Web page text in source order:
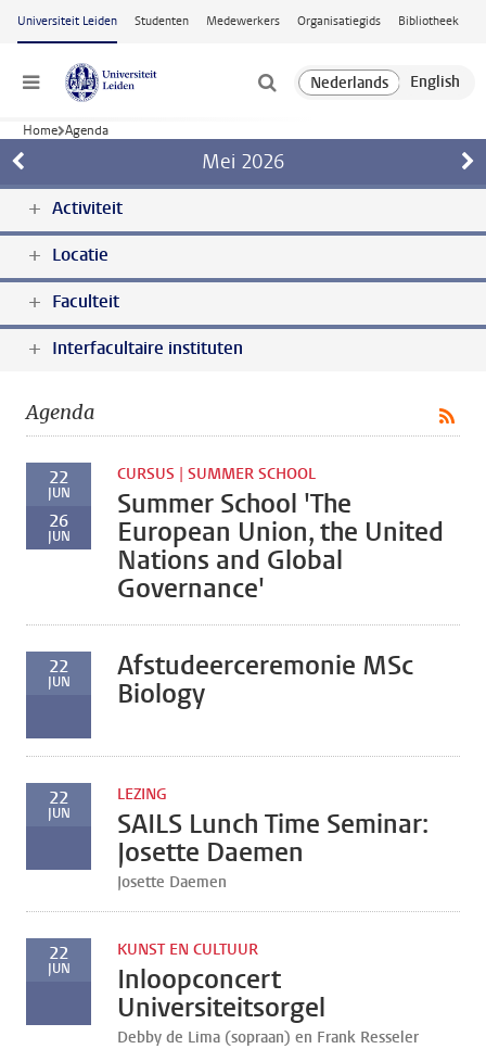
Ga naar hoofdinhoud
Universiteit Leiden Studenten Medewerkers Organisatiegids Bibliotheek
Menu
Home Agenda
Mei 2026
Activiteit
Locatie
Faculteit
Interfacultaire instituten
Agenda
22
JUN
26
JUN
CURSUS | SUMMER SCHOOL
Summer School 'The
European Union, the United
Nations and Global
Governance'
22
JUN
Afstudeerceremonie MSc
Biology
22
JUN
LEZING
SAILS Lunch Time Seminar:
Josette Daemen
Josette Daemen
22
JUN
KUNST EN CULTUUR
Inloopconcert
Universiteitsorgel
Debby de Lima (sopraan) en Frank Resseler